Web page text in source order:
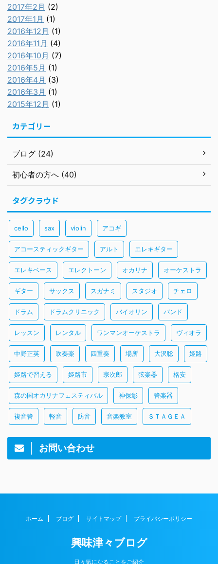
2017年2月 (2)
2017年1月 (1)
2016年12月 (1)
2016年11月 (4)
2016年10月 (7)
2016年5月 (1)
2016年4月 (3)
2016年3月 (1)
2015年12月 (1)
カテゴリー
ブログ (24)
初心者の方へ (40)
タグクラウド
cello sax violin アコギ
アコースティックギター アルト エレキギター
エレキベース エレクトーン オカリナ オーケストラ
ギター サックス スガナミ スタジオ チェロ
ドラム ドラムクリニック バイオリン バンド
レッスン レンタル ワンマンオーケストラ ヴィオラ
中野正英 吹奏楽 四重奏 場所 大沢聡 姫路
姫路で習える 姫路市 宗次郎 弦楽器 格安
森の国オカリナフェスティバル 神保彰 管楽器
複音管 軽音 防音 音楽教室 ＳＴＡＧＥＡ
お問い合わせ
ホーム ブログ サイトマップ プライバシーポリシー
興味津々ブログ
日々気になることをご紹介